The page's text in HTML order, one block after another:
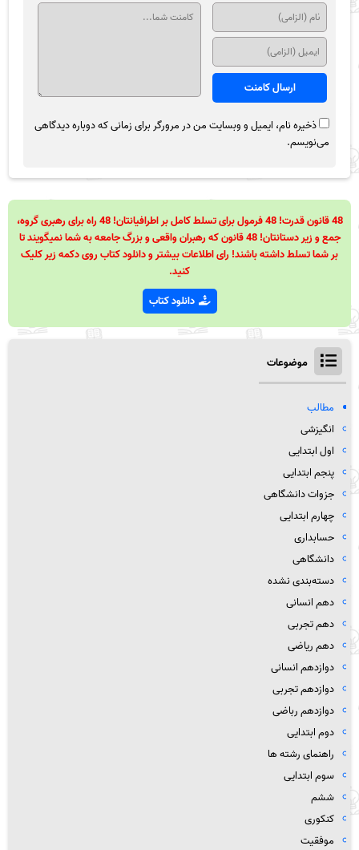
ذخیره نام، ایمیل و وبسایت من در مرورگر برای زمانی که دوباره دیدگاهی
می‌نویسم.
48 قانون قدرت! 48 فرمول برای تسلط کامل بر اطرافیانتان! 48 راه برای رهبری گروه،
جمع و زیر دستانتان! 48 قانون که رهبران واقعی و بزرگ جامعه به شما نمیگویند تا
بر شما تسلط داشته باشند! رای اطلاعات بیشتر و دانلود کتاب روی دکمه زیر کلیک
کنید.
دانلود کتاب
موضوعات
مطالب
انگیزشی
اول ابتدایی
پنجم ابتدایی
جزوات دانشگاهی
چهارم ابتدایی
حسابداری
دانشگاهی
دسته‌بندی نشده
دهم انسانی
دهم تجربی
دهم ریاضی
دوازدهم انسانی
دوازدهم تجربی
دوازدهم رباضی
دوم ابتدایی
راهنمای رشته ها
سوم ابتدایی
ششم
کنکوری
موفقیت